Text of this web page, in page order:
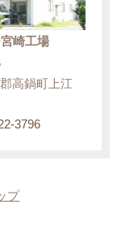
崎工場
高鍋町上江
3796
プ